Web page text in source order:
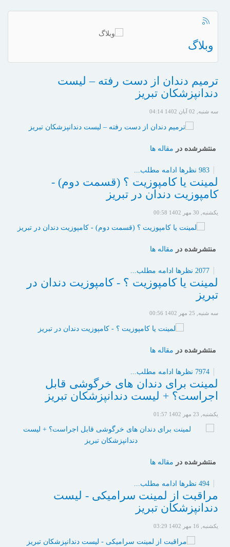
وبلاگ
ترمیم دندان از دست رفته – لیست
دندانپزشکان تبریز
سه شنبه, 02 آبان 1402 04:14
منتشرشده در مقاله ها
983 نظرها ادامه مطلب...
لمینت یا کامپوزیت ؟ (قسمت دوم) -
کامپوزیت دندان در تبریز
یکشنبه, 30 مهر 1402 00:58
منتشرشده در مقاله ها
2077 نظرها ادامه مطلب...
لمینت یا کامپوزیت ؟ - کامپوزیت دندان در
تبریز
سه شنبه, 25 مهر 1402 00:56
منتشرشده در مقاله ها
7974 نظرها ادامه مطلب...
لمینت برای دندان های خرگوشی قابل
اجراست؟ + لیست دندانپزشکان تبریز
یکشنبه, 23 مهر 1402 01:57
منتشرشده در مقاله ها
494 نظرها ادامه مطلب...
مراقبت از لمینت سرامیکی - لیست
دندانپزشکان تبریز
یکشنبه, 16 مهر 1402 03:29